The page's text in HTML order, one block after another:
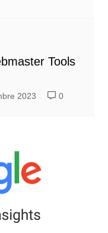
Tools
2023 0